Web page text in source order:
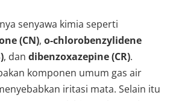
senyawa kimia seperti
(CN), o-chlorobenzylidene
, dan dibenzoxazepine (CR).
komponen umum gas air
iritasi mata. Selain itu